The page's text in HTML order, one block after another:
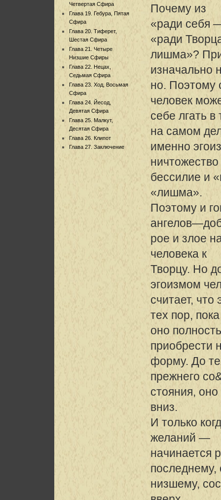
Четвертая Сфира
Глава 19. Гебура, Пятая
Сфира
Глава 20. Тиферет,
Шестая Сфира
Глава 21. Четыре
Низшие Сфиры
Глава 22. Нецах,
Седьмая Сфира
Глава 23. Ход, Восьмая
Сфира
Глава 24. Йесод,
Девятая Сфира
Глава 25. Малкут,
Десятая Сфира
Глава 26. Клипот
Глава 27. Заключение
Почему из
«ради себя
«ради
лишма»?
изначально
но. Поэтому
человек
себе лгать
на самом
именно
ничтожество
бессилие и
«лишма».
Поэтому и
рое и злое
человека к
Творцу. Но
эгоизмом
считает,
тех пор, пока
оно
приобрести
форму. До
прежнего
стояния,
вниз.
И только
желаний —
начинается
низшему,